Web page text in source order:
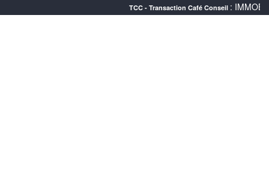
TCC - Transaction Café Conseil : IMMOBILIER